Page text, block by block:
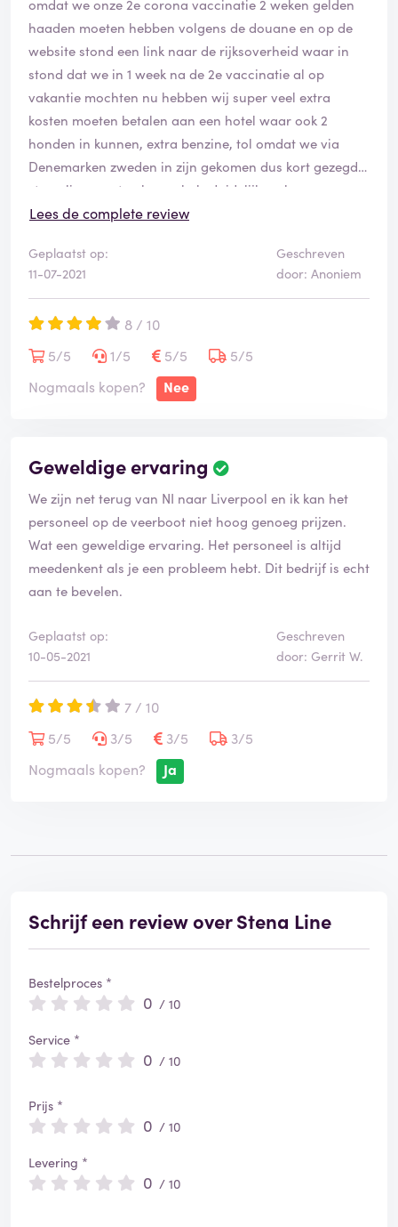
omdat we onze 2e corona vaccinatie 2 weken gelden
haaden moeten hebben volgens de douane en op de
website stond een link naar de rijksoverheid waar in
stond dat we in 1 week na de 2e vaccinatie al op
vakantie mochten nu hebben wij super veel extra
kosten moeten betalen aan een hotel waar ook 2
honden in kunnen, extra benzine, tol omdat we via
Denemarken zweden in zijn gekomen dus kort gezegd::
stena line moeten hun rehels duidelijk maken
Lees de complete review
Geplaatst op:
11-07-2021
Geschreven
door: Anoniem
8 / 10
5/5
1/5 5/5
5/5
Nogmaals kopen?
Nee
Geweldige ervaring
We zijn net terug van NI naar Liverpool en ik kan het
personeel op de veerboot niet hoog genoeg prijzen.
Wat een geweldige ervaring. Het personeel is altijd
meedenkent als je een probleem hebt. Dit bedrijf is echt
aan te bevelen.
Geplaatst op:
10-05-2021
Geschreven
door: Gerrit W.
7 / 10
5/5
3/5 3/5
3/5
Nogmaals kopen?
Ja
Schrijf een review over Stena Line
Bestelproces *
0 / 10
Service *
0 / 10
Prijs *
0 / 10
Levering *
0 / 10